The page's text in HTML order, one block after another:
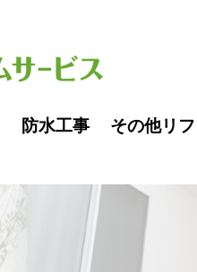
防水工事 その他リ